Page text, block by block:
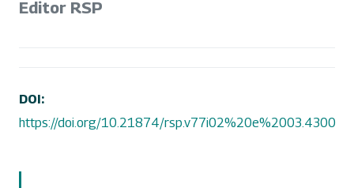
Editor RSP
DOI:
https://doi.org/10.21874/rsp.v77i02%20e%2003.4300